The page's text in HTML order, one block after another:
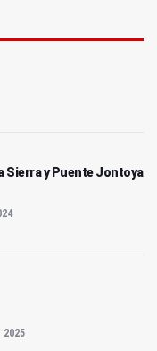
Sierra y Puente Jontoya
2025